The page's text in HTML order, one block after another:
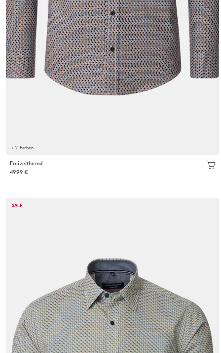
+ 2 Farben
Freizeithemd
49.99 €
SALE